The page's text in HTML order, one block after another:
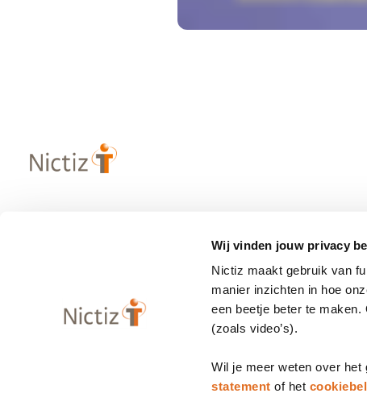
Wij vinden jouw privacy
Nictiz maakt gebruik van
manier inzichten in hoe
een beetje beter te
(zoals video’s).
Wil je meer weten over het
statement of het
– Nieuws
Populaire
–
– Zibs
– Terminologie
– Programma's